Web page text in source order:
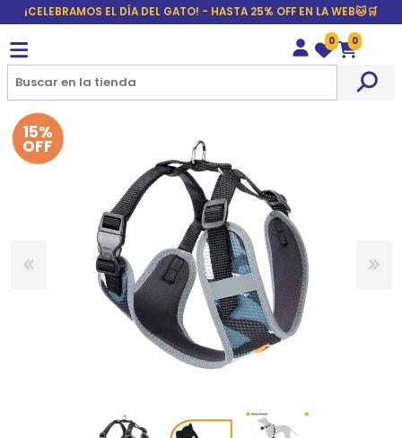
¡CELEBRAMOS EL DÍA DEL GATO! - HASTA 25% OFF EN LA WEB🐱🛒
Wishlist
0
Carrito
0
15%
OFF